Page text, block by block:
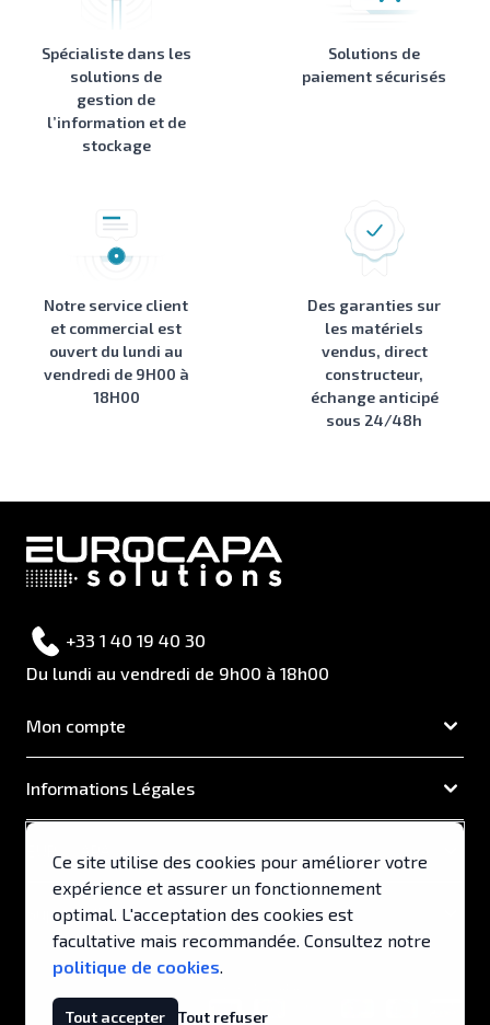
Spécialiste dans les
solutions de
gestion de
l’information et de
stockage
Solutions de
paiement sécurisés
Notre service client
et commercial est
ouvert du lundi au
vendredi de 9H00 à
18H00
Des garanties sur
les matériels
vendus, direct
constructeur,
échange anticipé
sous 24/48h
+33 1 40 19 40 30
Du lundi au vendredi de 9h00 à 18h00
Mon compte
Informations Légales
Support & Services
Ce site utilise des cookies pour améliorer votre
expérience et assurer un fonctionnement
optimal. L'acceptation des cookies est
facultative mais recommandée. Consultez notre
politique de cookies.
Tout accepter Tout refuser